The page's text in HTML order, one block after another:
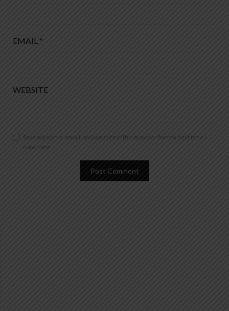
EMAIL *
WEBSITE
Save my name, email, and website in this browser for the next time I
comment.